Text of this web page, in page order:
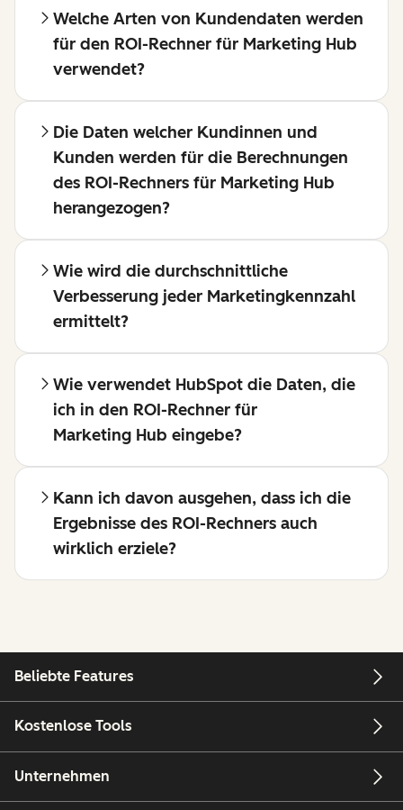
Welche Arten von Kundendaten werden
für den ROI-Rechner für Marketing Hub
verwendet?
Die Daten welcher Kundinnen und
Kunden werden für die Berechnungen
des ROI-Rechners für Marketing Hub
herangezogen?
Wie wird die durchschnittliche
Verbesserung jeder Marketingkennzahl
ermittelt?
Wie verwendet HubSpot die Daten, die
ich in den ROI-Rechner für
Marketing Hub eingebe?
Kann ich davon ausgehen, dass ich die
Ergebnisse des ROI-Rechners auch
wirklich erziele?
Beliebte Features
Kostenlose Tools
Unternehmen